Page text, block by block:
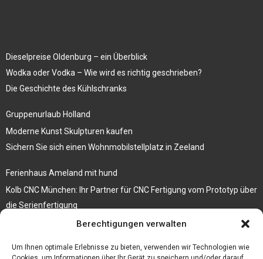
Berechtigungen verwalten
Um Ihnen optimale Erlebnisse zu bieten, verwenden wir Technologien wie
Dieselpreise Oldenburg – ein Überblick
Wodka oder Vodka – Wie wird es richtig geschrieben?
Die Geschichte des Kühlschranks
Gruppenurlaub Holland
Moderne Kunst Skulpturen kaufen
Sichern Sie sich einen Wohnmobilstellplatz in Zeeland
Ferienhaus Ameland mit hund
Kolb CNC München: Ihr Partner für CNC Fertigung vom Prototyp über
die Serienfertigung
Der beste höhenverstellbare Schreibtisch
Branchenbuch Krefeld